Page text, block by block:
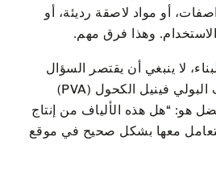
أو مواد لاصقة رديئة، أو
وهذا فرق مهم.
لا ينبغي أن يقتصر السؤال
الحقيقي على “هل ألياف البولي فينيل الكحول (PVA)
هو: “هل هذه الألياف من إنتاج
معها بشكل صحيح في موقع